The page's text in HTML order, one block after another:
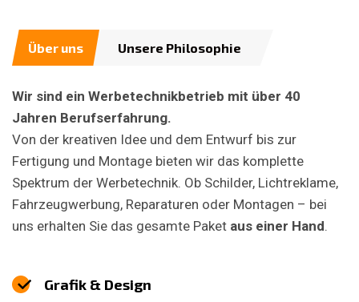
Über uns Unsere Philosophie
Wir sind ein Werbetechnikbetrieb mit über 40
Jahren Berufserfahrung.
Von der kreativen Idee und dem Entwurf bis zur
Fertigung und Montage bieten wir das komplette
Spektrum der Werbetechnik. Ob Schilder, Lichtreklame,
Fahrzeugwerbung, Reparaturen oder Montagen – bei
uns erhalten Sie das gesamte Paket aus einer Hand.
Grafik & Design